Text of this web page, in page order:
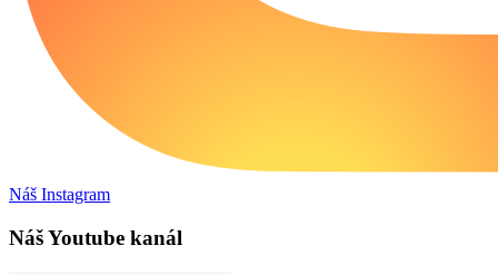
Náš Instagram
Náš Youtube kanál